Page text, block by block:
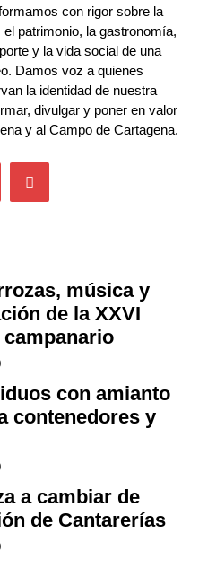
con rigor sobre la
patrimonio, la gastronomía,
y la vida social de una
Damos voz a quienes
la identidad de nuestra
divulgar y poner en valor
y al Campo de Cartagena.
música y
de la XXVI
con amianto
contenedores y
a cambiar de
de Cantarerías